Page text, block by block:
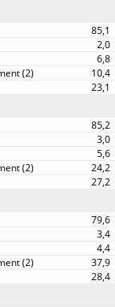
85,1
2,0
6,8
10,4
23,1
85,2
3,0
5,6
24,2
27,2
79,6
3,4
4,4
37,9
28,4